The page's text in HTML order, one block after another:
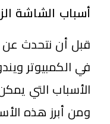
أسباب الشاشة
قبل أن نتحدث
الأسباب التي
ومن أبرز هذه